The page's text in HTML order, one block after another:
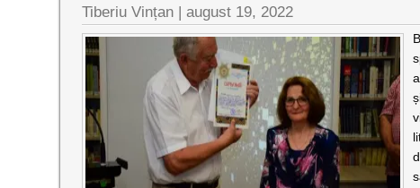
Tiberiu Vințan |august 19, 2022